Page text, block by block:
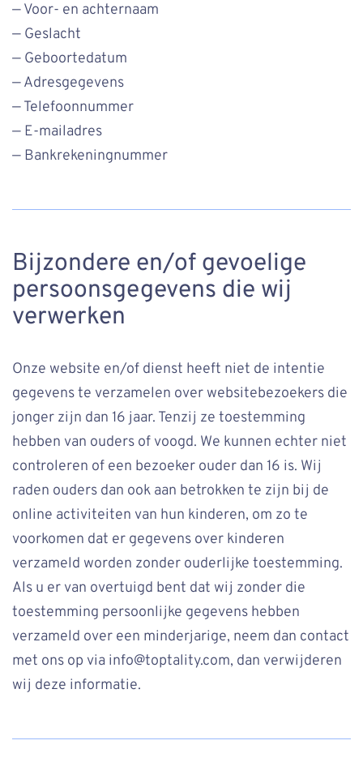
— Voor- en achternaam
— Geslacht
— Geboortedatum
— Adresgegevens
— Telefoonnummer
— E-mailadres
— Bankrekeningnummer
Bijzondere en/of gevoelige
persoonsgegevens die wij
verwerken
Onze website en/of dienst heeft niet de intentie
gegevens te verzamelen over websitebezoekers die
jonger zijn dan 16 jaar. Tenzij ze toestemming
hebben van ouders of voogd. We kunnen echter niet
controleren of een bezoeker ouder dan 16 is. Wij
raden ouders dan ook aan betrokken te zijn bij de
online activiteiten van hun kinderen, om zo te
voorkomen dat er gegevens over kinderen
verzameld worden zonder ouderlijke toestemming.
Als u er van overtuigd bent dat wij zonder die
toestemming persoonlijke gegevens hebben
verzameld over een minderjarige, neem dan contact
met ons op via info@toptality.com, dan verwijderen
wij deze informatie.